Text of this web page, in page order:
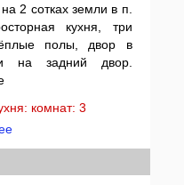
2 сотках земли в п.
кухня, три
полы, двор в
на задний двор.
комнат: 3